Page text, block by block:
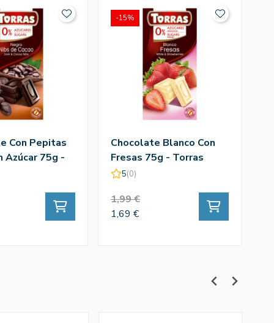
Con Pepitas
Azúcar 75g -
Chocolate Blanco Con
Fresas 75g - Torras
5(0)
1,99 €
1,69 €
-15%